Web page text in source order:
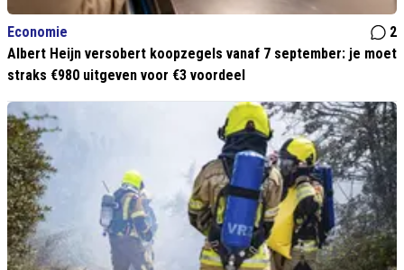
Economie
2
Albert Heijn versobert koopzegels vanaf 7 september: je moet
straks €980 uitgeven voor €3 voordeel